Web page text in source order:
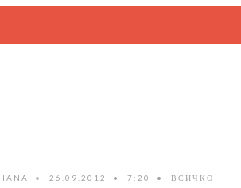
• 26.09.2012 • 7:20 •
ВСИЧКО